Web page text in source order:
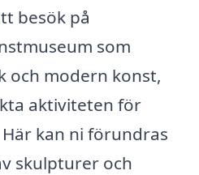
besök på
som
och modern konst,
aktiviteten för
kan ni förundras
skulpturer och